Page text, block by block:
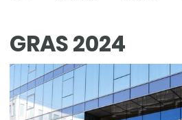
GRAS 2024